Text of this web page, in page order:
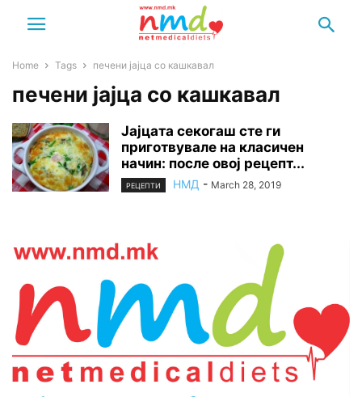
Home Tags печени јајца со кашкавал
печени јајца со кашкавал
Јајцата секогаш сте ги
приготвувале на класичен
начин: после овој рецепт...
РЕЦЕПТИ НМД - March 28, 2019